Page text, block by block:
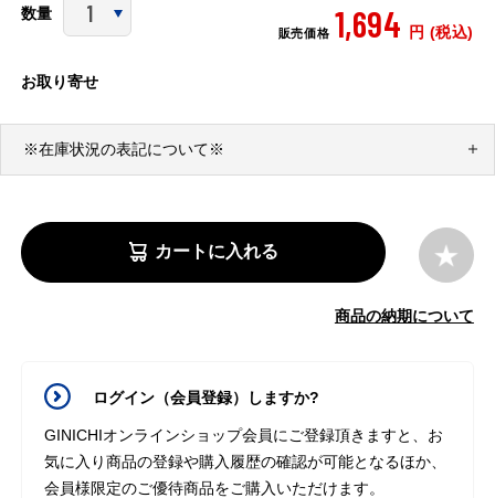
数量
販売価格 1,694 円 (税込)
お取り寄せ
※在庫状況の表記について※
カートに入れる
商品の納期について
ログイン（会員登録）しますか?
GINICHIオンラインショップ会員にご登録頂きますと、お
気に入り商品の登録や購入履歴の確認が可能となるほか、
会員様限定のご優待商品をご購入いただけます。